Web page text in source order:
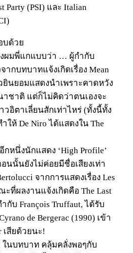
Party (PSI) และ Italian
บด้วย
งผมพี่แกแบบว่า … ผู้กำกับ
ากบทบาทแจ้งเกิดเรื่อง Mean
วยินยอมแสดงนำเพราะคาดหวัง
าชาติ แต่ก็ไม่คิดว่าตนเองจะ
อิตาเลี่ยนสักเท่าไหร่ (ทั้งนี้ทั้ง
ให้ De Niro ได้แสดงใน The
กหนึ่งนักแสดง ‘High Profile’
นนั้นยังไม่ค่อยมีชื่อเสียงเท่า
จากการแสดงเรื่อง Les
ะที่ผลงานแจ้งเกิดคือ The Last
กับ François Truffaut, ได้รับ
de Bergerac (1990) เข้า
เสียด้วยนะ!
ในบทบาท คลุ้มคลั่งพอๆกับ